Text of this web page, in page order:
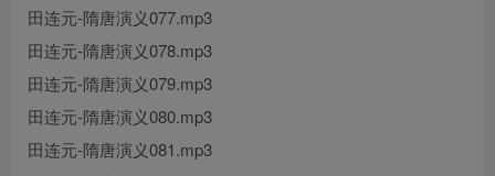
田连元-隋唐演义077.mp3
田连元-隋唐演义078.mp3
田连元-隋唐演义079.mp3
田连元-隋唐演义080.mp3
田连元-隋唐演义081.mp3